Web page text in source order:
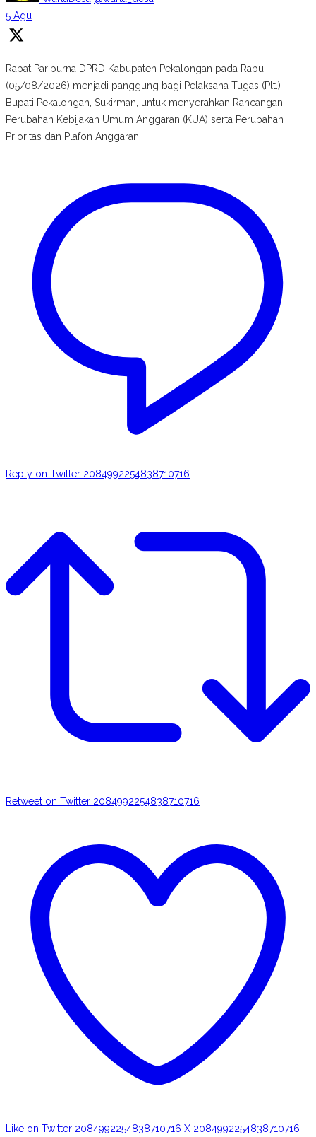
5 Agu
Rapat Paripurna DPRD Kabupaten Pekalongan pada Rabu
(05/08/2026) menjadi panggung bagi Pelaksana Tugas (Plt.)
Bupati Pekalongan, Sukirman, untuk menyerahkan Rancangan
Perubahan Kebijakan Umum Anggaran (KUA) serta Perubahan
Prioritas dan Plafon Anggaran
Reply on Twitter 2084992254838710716
Retweet on Twitter 2084992254838710716
Like on Twitter 2084992254838710716 X 2084992254838710716